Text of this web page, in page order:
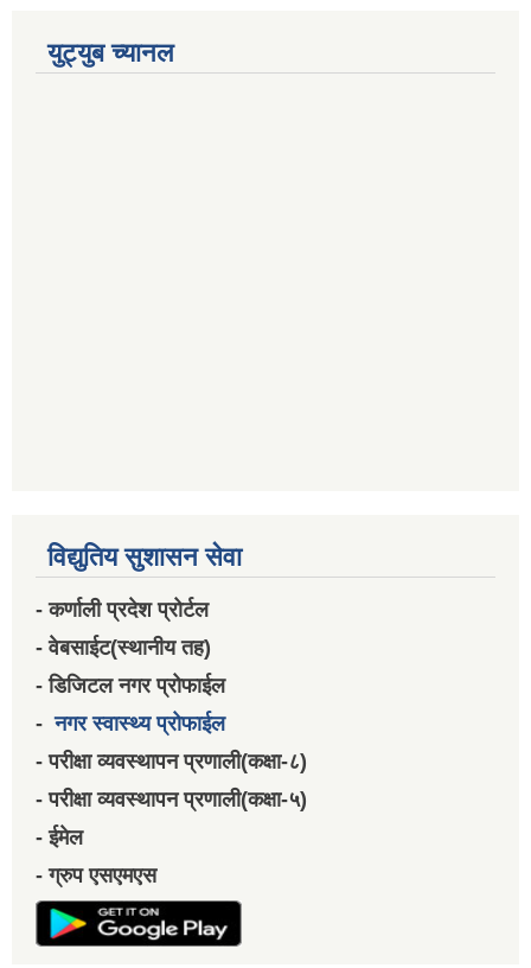
युट्युब च्यानल
विद्युतिय सुशासन सेवा
- कर्णाली प्रदेश प्रोर्टल
- वेबसाईट(स्थानीय तह)
- डिजिटल नगर प्रोफाईल
-नगर स्वास्थ्य प्रोफाईल
- परीक्षा व्यवस्थापन प्रणाली(कक्षा-८)
- परीक्षा व्यवस्थापन प्रणाली(कक्षा-५)
- ईमेल
- ग्रुप एसएमएस